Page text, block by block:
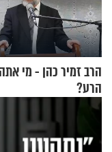
הרב זמיר כהן - מי
הרע?